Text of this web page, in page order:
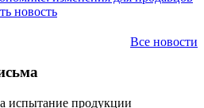
новость
Все новости
испытание продукции